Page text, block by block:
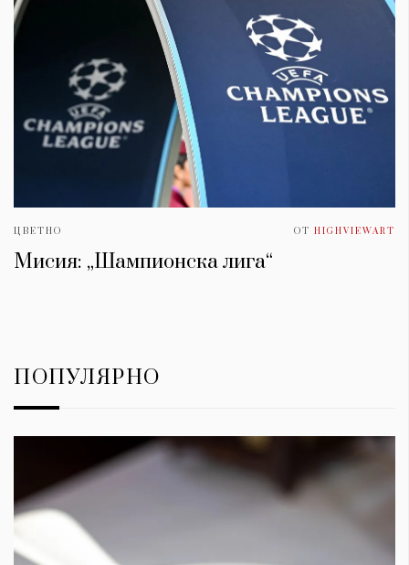
ЦВЕТНО ОТ HIGHVIEWART
Мисия: „Шампионска лига“
ПОПУЛЯРНО